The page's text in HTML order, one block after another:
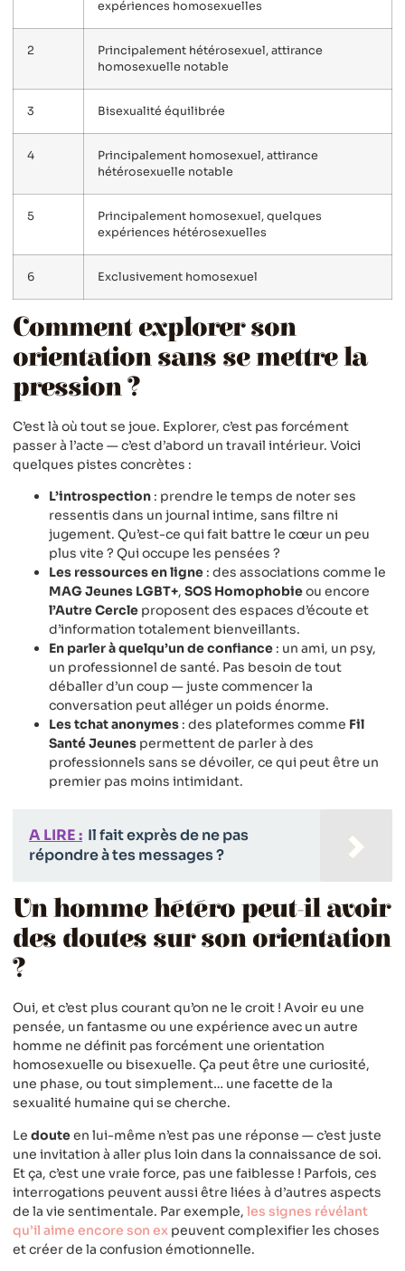
expériences homosexuelles
2
Principalement hétérosexuel, attirance
homosexuelle notable
3 Bisexualité équilibrée
4
Principalement homosexuel, attirance
hétérosexuelle notable
5
Principalement homosexuel, quelques
expériences hétérosexuelles
6 Exclusivement homosexuel
Comment explorer son
orientation sans se mettre la
pression ?
C’est là où tout se joue. Explorer, c’est pas forcément
passer à l’acte — c’est d’abord un travail intérieur. Voici
quelques pistes concrètes :
L’introspection : prendre le temps de noter ses
ressentis dans un journal intime, sans filtre ni
jugement. Qu’est-ce qui fait battre le cœur un peu
plus vite ? Qui occupe les pensées ?
Les ressources en ligne : des associations comme le
MAG Jeunes LGBT+, SOS Homophobieou encore
l’Autre Cercle proposent des espaces d’écoute et
d’information totalement bienveillants.
En parler à quelqu’un de confiance : un ami, un psy,
un professionnel de santé. Pas besoin de tout
déballer d’un coup — juste commencer la
conversation peut alléger un poids énorme.
Les tchat anonymes : des plateformes comme Fil
Santé Jeunes permettent de parler à des
professionnels sans se dévoiler, ce qui peut être un
premier pas moins intimidant.
A LIRE : Il fait exprès de ne pas
répondre à tes messages ?
Un homme hétéro peut-il avoir
des doutes sur son orientation
?
Oui, et c’est plus courant qu’on ne le croit ! Avoir eu une
pensée, un fantasme ou une expérience avec un autre
homme ne définit pas forcément une orientation
homosexuelle ou bisexuelle. Ça peut être une curiosité,
une phase, ou tout simplement… une facette de la
sexualité humaine qui se cherche.
Le douteen lui-même n’est pas une réponse — c’est juste
une invitation à aller plus loin dans la connaissance de soi.
Et ça, c’est une vraie force, pas une faiblesse ! Parfois, ces
interrogations peuvent aussi être liées à d’autres aspects
de la vie sentimentale. Par exemple, les signes révélant
qu’il aime encore son ex peuvent complexifier les choses
et créer de la confusion émotionnelle.